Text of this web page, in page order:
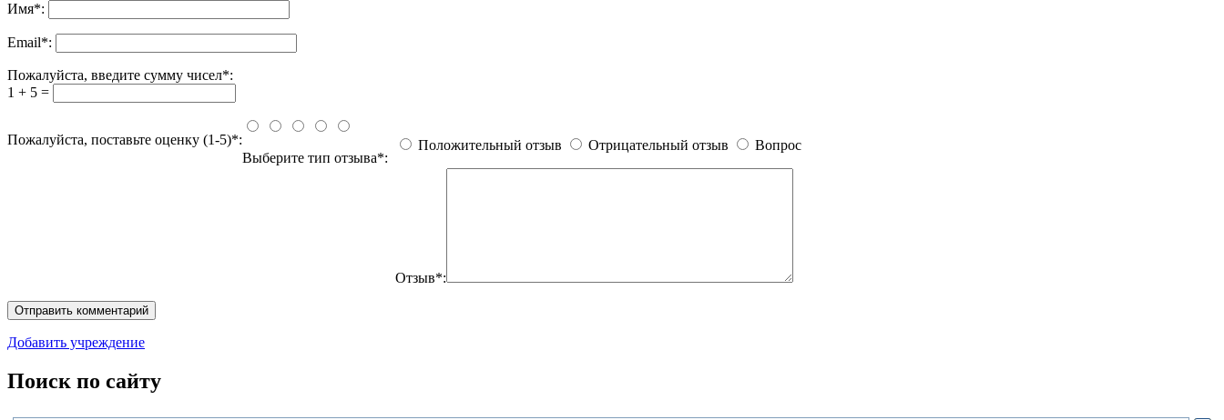
Имя*:
Email*:
Пожалуйста, введите сумму чисел*:
1 + 5 =
Пожалуйста, поставьте оценку (1-5)*:
Выберите тип отзыва*:
Положительный отзыв Отрицательный отзыв Вопрос
Отзыв*:
Добавить учреждение
Поиск по сайту